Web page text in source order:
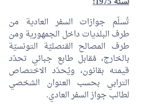
تُسلّم جوازات السفر العادية من
طرف البلديات داخل الجمهورية ومن
طرف المصالح القنصليّة التونسيّة
بالخارج، مُقابل طابع جبائي تحدّد
قيمته بقانون، ويُحدّد الاختصاص
الترابي بحسب العنوان الشخصي
لطالب جواز السفر العادي.